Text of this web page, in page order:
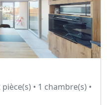
• 1 chambre(s) •